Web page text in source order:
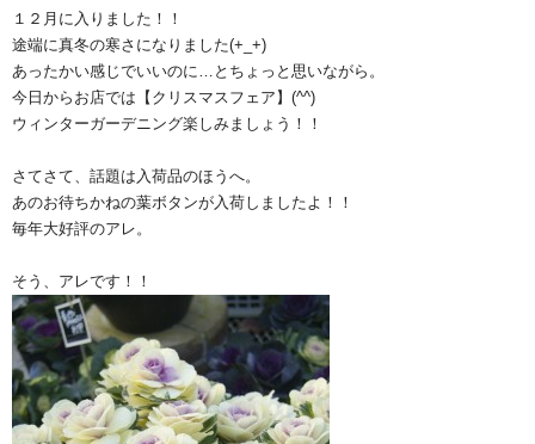
１２月に入りました！！
途端に真冬の寒さになりました(+_+)
あったかい感じでいいのに…とちょっと思いながら。
今日からお店では【クリスマスフェア】(^^)
ウィンターガーデニング楽しみましょう！！
さてさて、話題は入荷品のほうへ。
あのお待ちかねの葉ボタンが入荷しましたよ！！
毎年大好評のアレ。
そう、アレです！！